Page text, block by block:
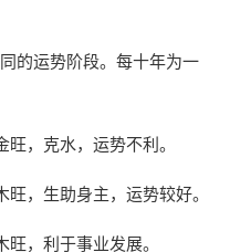
的运势阶段。每十年为一
，克水，运势不利。
，生助身主，运势较好。
，利于事业发展。